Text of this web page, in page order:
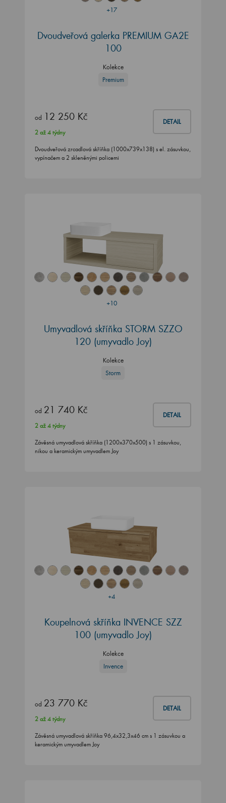
+17
Dvoudveřová galerka PREMIUM GA2E
100
Kolekce
Premium
od 12 250 Kč DETAIL
2 až 4 týdny
Dvoudveřová zrcadlová skříňka (1000x739x138) s el. zásuvkou,
vypínačem a 2 skleněnými policemi
+10
Umyvadlová skříňka STORM SZZO
120 (umyvadlo Joy)
Kolekce
Storm
od 21 740 Kč DETAIL
2 až 4 týdny
Závěsná umyvadlová skříňka (1200x370x500) s 1 zásuvkou,
nikou a keramickým umyvadlem Joy
+4
Koupelnová skříňka INVENCE SZZ
100 (umyvadlo Joy)
Kolekce
Invence
od 23 770 Kč DETAIL
2 až 4 týdny
Závěsná umyvadlová skříňka 96,4x32,3x46 cm s 1 zásuvkou a
keramickým umyvadlem Joy